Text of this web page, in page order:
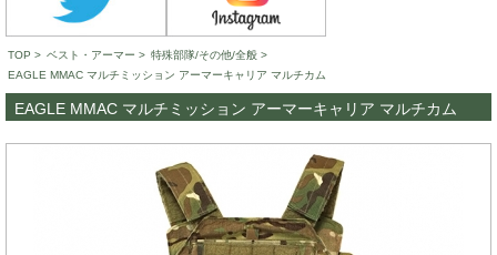
TOP > ベスト・アーマー > 特殊部隊/その他/全般 >
EAGLE MMAC マルチミッション アーマーキャリア マルチカム
EAGLE MMAC マルチミッション アーマーキャリア マルチカム